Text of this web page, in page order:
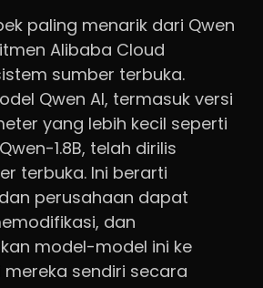
paling menarik dari Qwen
Alibaba Cloud
sumber terbuka.
Qwen AI, termasuk versi
yang lebih kecil seperti
1.8B, telah dirilis
terbuka. Ini berarti
perusahaan dapat
dan
model-model ini ke
sendiri secara